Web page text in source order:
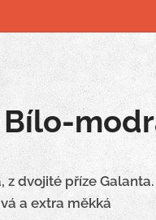
Bílo-
z dvojité příze
a extra měkká